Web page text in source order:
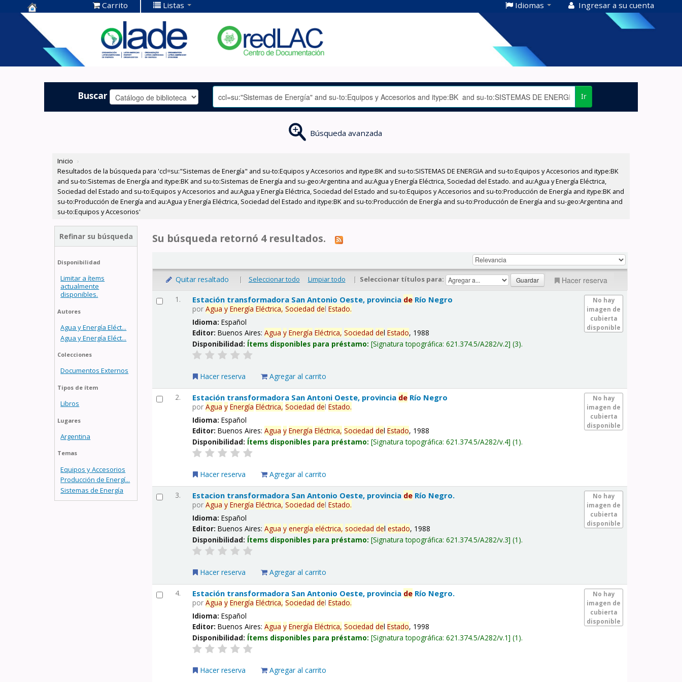
Centro de
Documentación
OLADE -
Carrito Listas Idiomas Ingresar a su cuenta
Buscar Ir
Búsqueda avanzada
Inicio ›
Resultados de la búsqueda para 'ccl=su:"Sistemas de Energía" and su-to:Equipos y Accesorios and itype:BK and su-to:SISTEMAS DE ENERGIA and su-to:Equipos y Accesorios and itype:BK
and su-to:Sistemas de Energía and itype:BK and su-to:Sistemas de Energía and su-geo:Argentina and au:Agua y Energía Eléctrica, Sociedad del Estado. and au:Agua y Energía Eléctrica,
Sociedad del Estado and su-to:Equipos y Accesorios and au:Agua y Energía Eléctrica, Sociedad del Estado and su-to:Equipos y Accesorios and su-to:Producción de Energía and itype:BK and
su-to:Producción de Energía and au:Agua y Energía Eléctrica, Sociedad del Estado and itype:BK and su-to:Producción de Energía and su-to:Producción de Energía and su-geo:Argentina and
su-to:Equipos y Accesorios'
Refinar su búsqueda
Disponibilidad
Limitar a ítems
actualmente
disponibles.
Autores
Agua y Energía Eléct...
Agua y Energía Eléct...
Colecciones
Documentos Externos
Tipos de ítem
Libros
Lugares
Argentina
Temas
Equipos y Accesorios
Producción de Energí...
Sistemas de Energía
Su búsqueda retornó 4 resultados.
Quitar resaltado | Seleccionar todo Limpiar todo | Seleccionar títulos para: Hacer reserva
1.
No hay
imagen de
cubierta
disponible
Estación transformadora San Antonio Oeste, provincia de Río Negro
porAgua y Energía Eléctrica, Sociedad delEstado.
Idioma:Español
Editor:Buenos Aires:Agua y Energía Eléctrica, Sociedad delEstado, 1988
Disponibilidad: Ítems disponibles para préstamo: Signatura topográfica:621.374.5/A282/v.2 (3).
Hacer reserva Agregar al carrito
2.
No hay
imagen de
cubierta
disponible
Estación transformadora San Antoni Oeste, provincia de Río Negro
porAgua y Energía Eléctrica, Sociedad delEstado.
Idioma:Español
Editor:Buenos Aires:Agua y Energía Eléctrica, Sociedad delEstado, 1988
Disponibilidad: Ítems disponibles para préstamo: Signatura topográfica:621.374.5/A282/v.4 (1).
Hacer reserva Agregar al carrito
3.
No hay
imagen de
cubierta
disponible
Estacion transformadora San Antonio Oeste, provincia de Río Negro.
porAgua y Energía Eléctrica, Sociedad delEstado.
Idioma:Español
Editor:Buenos Aires:Agua y energía eléctrica, sociedad delestado, 1988
Disponibilidad: Ítems disponibles para préstamo: Signatura topográfica:621.374.5/A282/v.3 (1).
Hacer reserva Agregar al carrito
4.
No hay
imagen de
cubierta
disponible
Estación transformadora San Antonio Oeste, provincia de Río Negro.
porAgua y Energía Eléctrica, Sociedad delEstado.
Idioma:Español
Editor:Buenos Aires:Agua y Energía Eléctrica, Sociedad delEstado, 1998
Disponibilidad: Ítems disponibles para préstamo: Signatura topográfica:621.374.5/A282/v.1 (1).
Hacer reserva Agregar al carrito